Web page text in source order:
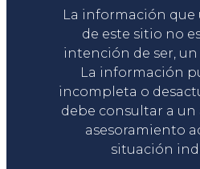
La información
de este sitio no
intención de ser,
La información
incompleta o
debe consultar a un
asesoramiento
situación